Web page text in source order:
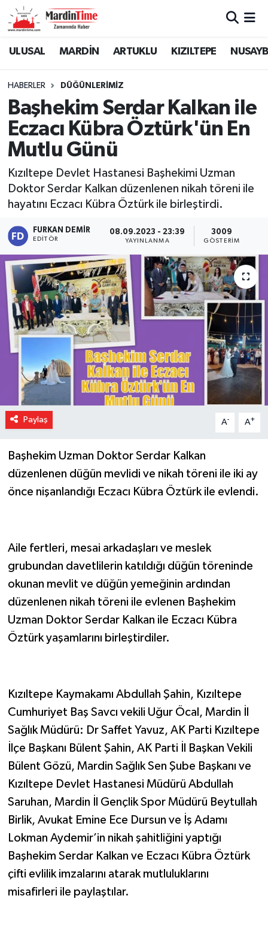
ULUSAL MARDİN ARTUKLU KIZILTEPE
HABERLER DÜĞÜNLERİMİZ
Başhekim Serdar Kalkan ile
Eczacı Kübra Öztürk'ün En
Mutlu Günü
Kızıltepe Devlet Hastanesi Başhekimi Uzman
Doktor Serdar Kalkan düzenlenen nikah töreni ile
hayatını Eczacı Kübra Öztürk ile birleştirdi.
FURKAN DEMIR
EDITÖR
08.09.2023 - 23:39
YAYINLANMA
3009
GÖSTERIM
Paylaş A- A+
Başhekim Uzman Doktor Serdar Kalkan
düzenlenen düğün mevlidi ve nikah töreni ile iki ay
önce nişanlandığı Eczacı Kübra Öztürk ile evlendi.
Aile fertleri, mesai arkadaşları ve meslek
grubundan davetlilerin katıldığı düğün töreninde
okunan mevlit ve düğün yemeğinin ardından
düzenlenen nikah töreni ile evlenen Başhekim
Uzman Doktor Serdar Kalkan ile Eczacı Kübra
Öztürk yaşamlarını birleştirdiler.
Kızıltepe Kaymakamı Abdullah Şahin, Kızıltepe
Cumhuriyet Baş Savcı vekili Uğur Öcal, Mardin İl
Sağlık Müdürü: Dr Saffet Yavuz, AK Parti Kızıltepe
İlçe Başkanı Bülent Şahin, AK Parti İl Başkan Vekili
Bülent Gözü, Mardin Sağlık Sen Şube Başkanı ve
Kızıltepe Devlet Hastanesi Müdürü Abdullah
Saruhan, Mardin İl Gençlik Spor Müdürü Beytullah
Birlik, Avukat Emine Ece Dursun ve İş Adamı
Lokman Aydemir’in nikah şahitliğini yaptığı
Başhekim Serdar Kalkan ve Eczacı Kübra Öztürk
çifti evlilik imzalarını atarak mutluluklarını
misafirleri ile paylaştılar.
Mardin Nöbetçi Eczaneler
Mardin Namaz Vakitleri
Mardin Trafik Yoğunluk Haritası
Süper Lig Puan Durumu ve Fikstür
Tüm Manşetler
Son Dakika Haberleri
Haber Arşivi